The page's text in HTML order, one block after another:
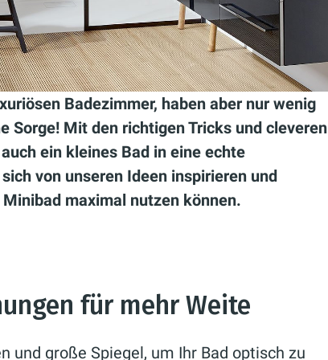
Badezimmer, haben aber nur wenig
Sorge! Mit den richtigen Tricks und cleveren
ein kleines Bad in eine echte
von unseren Ideen inspirieren und
maximal nutzen können.
für mehr Weite
und große Spiegel, um Ihr Bad optisch zu